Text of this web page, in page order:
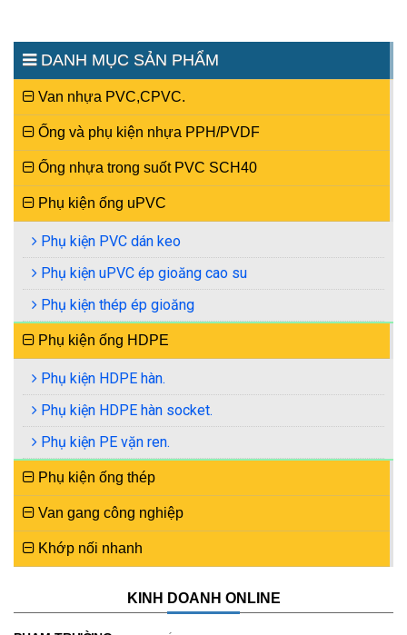
DANH MỤC SẢN PHẨM
Van nhựa PVC,CPVC.
Ống và phụ kiện nhựa PPH/PVDF
Ống nhựa trong suốt PVC SCH40
Phụ kiện ống uPVC
Phụ kiện PVC dán keo
Phụ kiện uPVC ép gioăng cao su
Phụ kiện thép ép gioăng
Phụ kiện ống HDPE
Phụ kiện HDPE hàn.
Phụ kiện HDPE hàn socket.
Phụ kiện PE vặn ren.
Phụ kiện ống thép
Van gang công nghiệp
Khớp nối nhanh
KINH DOANH ONLINE